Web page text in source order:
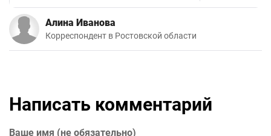
Алина Иванова
Корреспондент в Ростовской области
Написать комментарий
Ваше имя (не обязательно)